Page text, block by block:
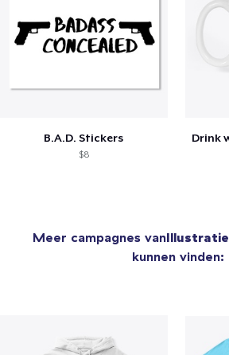
B.A.D. Stickers
$8
Meer campagnes vanIllustratie
kunnen vinden: